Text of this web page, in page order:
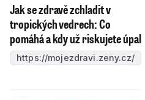
Jak se zdravě zchladit v
tropických vedrech: Co
pomáhá a kdy už riskujete úpal
https://mojezdravi.zeny.cz/